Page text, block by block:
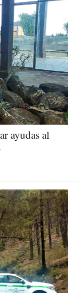
ayudas al